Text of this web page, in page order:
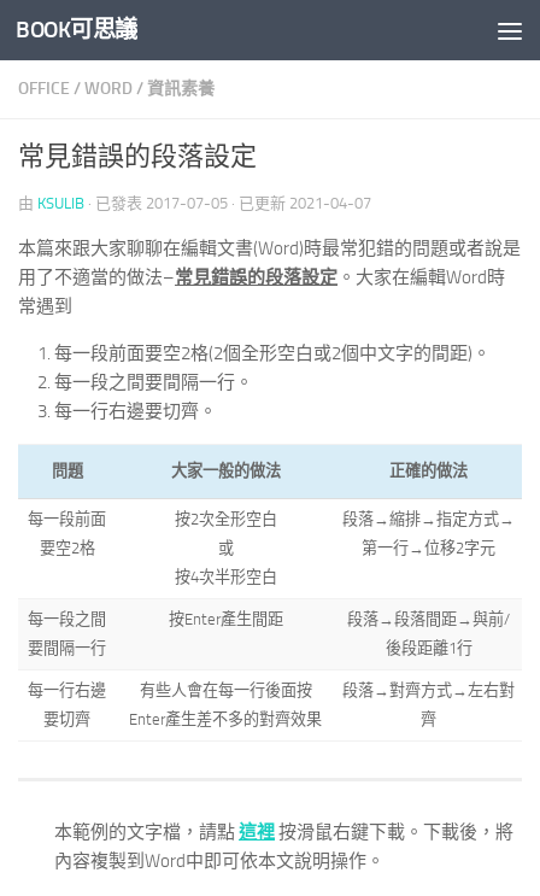
Skip to content
BOOK可思議
OFFICE /WORD /資訊素養
常見錯誤的段落設定
由 KSULIB · 已發表 2017-07-05 · 已更新 2021-04-07
本篇來跟大家聊聊在編輯文書(Word)時最常犯錯的問題或者說是
用了不適當的做法–常見錯誤的段落設定 。大家在編輯Word時
常遇到
每一段前面要空2格(2個全形空白或2個中文字的間距)。
每一段之間要間隔一行。
每一行右邊要切齊。
問題 大家一般的做法 正確的做法
每一段前面
要空2格
按2次全形空白
或
按4次半形空白
段落→縮排→指定方式→
第一行→位移2字元
每一段之間
要間隔一行
按Enter產生間距
段落→段落間距→與前/
後段距離1行
每一行右邊
要切齊
有些人會在每一行後面按
Enter產生差不多的對齊效果
段落→對齊方式→左右對
齊
本範例的文字檔，請點這裡按滑鼠右鍵下載。下載後，將
內容複製到Word中即可依本文說明操作。